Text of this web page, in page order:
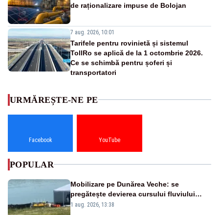
de raționalizare impuse de Bolojan
7 aug. 2026, 10:01
Tarifele pentru rovinietă și sistemul
TollRo se aplică de la 1 octombrie 2026.
Ce se schimbă pentru șoferi și
transportatori
URMĂREȘTE-NE PE
Facebook YouTube
POPULAR
Mobilizare pe Dunărea Veche: se
pregătește devierea cursului fluviului
către Cernavodă – VIDEO
1 aug. 2026, 13:38